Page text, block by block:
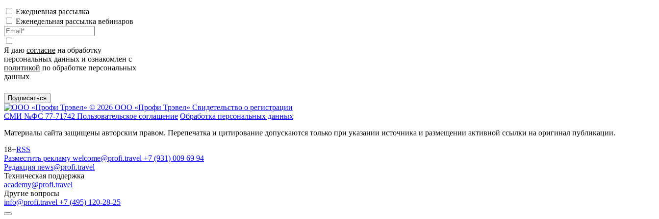
Ежедневная рассылка
Еженедельная рассылка вебинаров
Я даю согласие на обработку
персональных данных и ознакомлен с
политикой по обработке персональных
данных
Подписаться
© 2026 ООО «Профи Трэвeл» Свидетельство о регистрации
СМИ №ФС 77-71742 Пользовательское соглашение Обработка персональных данных
Материалы сайта защищены авторским правом. Перепечатка и цитирование допускаются только при указании источника и размещении активной ссылки на оригинал публикации.
18+RSS
Разместить рекламу welcome@profi.travel +7 (931) 009 69 94
Редакция news@profi.travel
Техническая поддержка
academy@profi.travel
Другие вопросы
info@profi.travel +7 (495) 120-28-25